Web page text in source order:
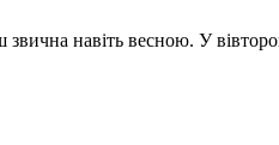
звична навіть весною. У